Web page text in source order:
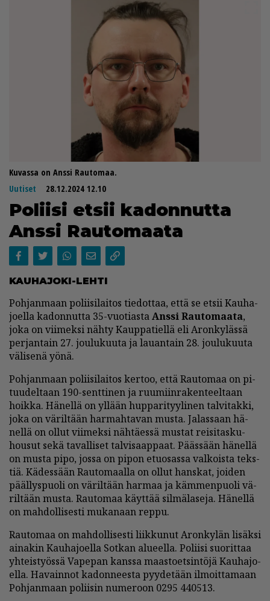
Kuvassa on Anssi Rautomaa.
Uutiset
28.12.2024 12.10
Po­lii­si et­sii ka­don­nut­ta
Ans­si Rau­to­maa­ta
KAU­HA­JO­KI-LEH­TI
Poh­jan­maan po­lii­si­lai­tos tie­dot­taa, et­tä se et­sii Kau­ha­
jo­el­la ka­don­nut­ta 35-vuo­ti­as­taAns­si Rau­to­maa­ta,
joka on vii­mek­si näh­ty Kaup­pa­tiel­lä eli Aron­ky­läs­sä
per­jan­tain 27. jou­lu­kuu­ta ja lau­an­tain 28. jou­lu­kuu­ta
vä­li­se­nä yö­nä.
Poh­jan­maan po­lii­si­lai­tos ker­too, et­tä Rau­to­maa on pi­
tuu­del­taan 190-sent­ti­nen ja ruu­miin­ra­ken­teel­taan
hoik­ka. Hä­nel­lä on yl­lään hup­pa­ri­tyy­li­nen tal­vi­tak­ki,
joka on vä­ril­tään har­mah­ta­van mus­ta. Ja­las­saan hä­
nel­lä on ol­lut vii­mek­si näh­tä­es­sä mus­tat rei­si­tas­ku­
hou­sut sekä ta­val­li­set tal­vi­saap­paat. Pääs­sään hä­nel­lä
on mus­ta pipo, jos­sa on pi­pon etuo­sas­sa val­kois­ta teks­
tiä. Kä­des­sään Rau­to­maal­la on ol­lut hans­kat, joi­den
pääl­lys­puo­li on vä­ril­tään har­maa ja käm­men­puo­li vä­
ril­tään mus­ta. Rau­to­maa käyt­tää sil­mä­la­se­ja. Hä­nel­lä
on mah­dol­li­ses­ti mu­ka­naan rep­pu.
Rau­to­maa on mah­dol­li­ses­ti liik­ku­nut Aron­ky­län li­säk­si
ai­na­kin Kau­ha­jo­el­la Sot­kan alu­eel­la. Po­lii­si suo­rit­taa
yh­teis­työs­sä Va­pe­pan kans­sa maas­to­et­sin­tö­jä Kau­ha­jo­
el­la. Ha­vain­not ka­don­nees­ta pyy­de­tään il­moit­ta­maan
Poh­jan­maan po­lii­sin nu­me­roon 0295 440513.